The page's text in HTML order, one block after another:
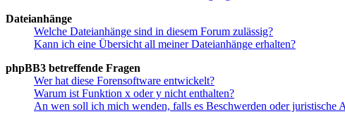
Dateianhänge
Welche Dateianhänge sind in diesem Forum zulässig?
Kann ich eine Übersicht all meiner Dateianhänge erhalten?
phpBB3 betreffende Fragen
Wer hat diese Forensoftware entwickelt?
Warum ist Funktion x oder y nicht enthalten?
An wen soll ich mich wenden, falls es Beschwerden oder juristische